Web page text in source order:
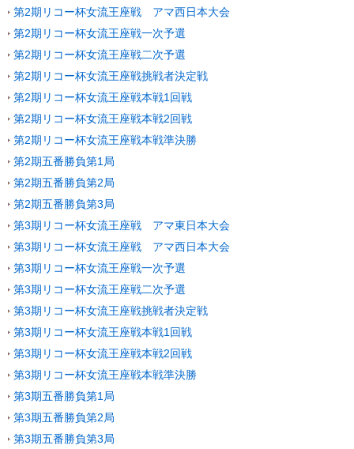
第2期リコー杯女流王座戦 アマ西日本大会
第2期リコー杯女流王座戦一次予選
第2期リコー杯女流王座戦二次予選
第2期リコー杯女流王座戦挑戦者決定戦
第2期リコー杯女流王座戦本戦1回戦
第2期リコー杯女流王座戦本戦2回戦
第2期リコー杯女流王座戦本戦準決勝
第2期五番勝負第1局
第2期五番勝負第2局
第2期五番勝負第3局
第3期リコー杯女流王座戦 アマ東日本大会
第3期リコー杯女流王座戦 アマ西日本大会
第3期リコー杯女流王座戦一次予選
第3期リコー杯女流王座戦二次予選
第3期リコー杯女流王座戦挑戦者決定戦
第3期リコー杯女流王座戦本戦1回戦
第3期リコー杯女流王座戦本戦2回戦
第3期リコー杯女流王座戦本戦準決勝
第3期五番勝負第1局
第3期五番勝負第2局
第3期五番勝負第3局